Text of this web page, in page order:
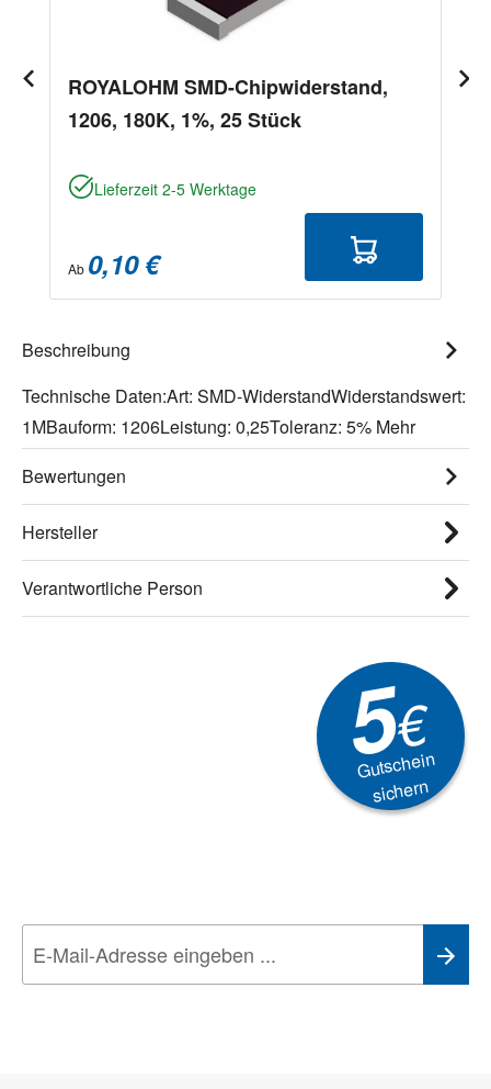
ROYALOHM SMD-Chipwiderstand,
1206, 180K, 1%, 25 Stück
Lieferzeit 2-5 Werktage
Ab 0,10 €
Beschreibung
Technische Daten:Art: SMD-WiderstandWiderstandswert:
1MBauform: 1206Leistung: 0,25Toleranz: 5% Mehr
Bewertungen
Hersteller
Verantwortliche Person
5€
Gutschein
sichern